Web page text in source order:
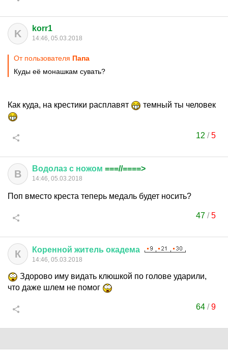
K korr1
14:46, 05.03.2018
От пользователя Папa
Куды её монашкам сувать?
Как куда, на крестики расплавят темный ты человек
12 /5
В Водолаз с ножом ===//====>
14:46, 05.03.2018
Поп вместо креста теперь медаль будет носить?
47 /5
К Коренной житель окадема
14:46, 05.03.2018
Здорово иму видать клюшкой по голове ударили,
что даже шлем не помог
64 /9